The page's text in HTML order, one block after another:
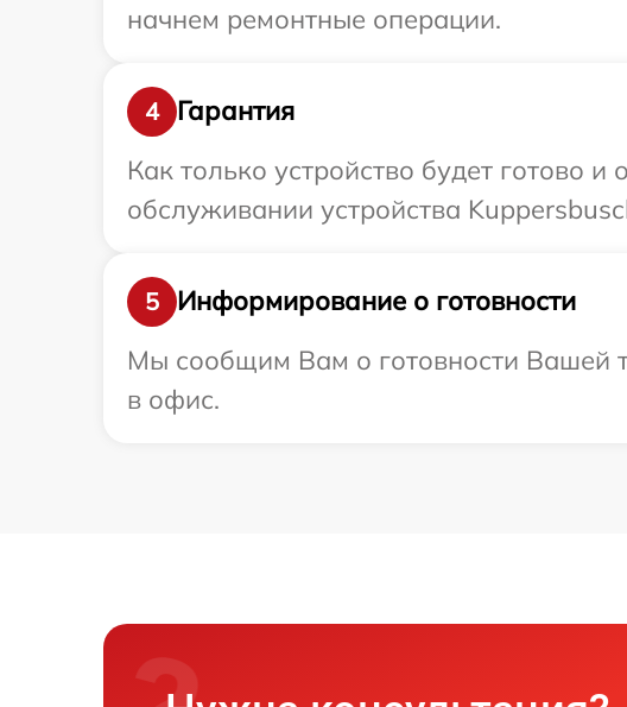
начнем ремонтные операции.
4
Гарантия
Как только устройство будет готово
обслуживании устройства
5
Информирование о готовности
Мы сообщим Вам о готовности Вашей
в офис.